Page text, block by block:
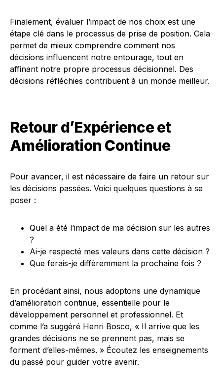
Finalement, évaluer l’impact de nos choix est une
étape clé dans le processus de prise de position. Cela
permet de mieux comprendre comment nos
décisions influencent notre entourage, tout en
affinant notre propre processus décisionnel. Des
décisions réfléchies contribuent à un monde meilleur.
Retour d’Expérience et
Amélioration Continue
Pour avancer, il est nécessaire de faire un retour sur
les décisions passées. Voici quelques questions à se
poser :
Quel a été l’impact de ma décision sur les autres
?
Ai-je respecté mes valeurs dans cette décision ?
Que ferais-je différemment la prochaine fois ?
En procédant ainsi, nous adoptons une dynamique
d’amélioration continue, essentielle pour le
développement personnel et professionnel. Et
comme l’a suggéré Henri Bosco, « Il arrive que les
grandes décisions ne se prennent pas, mais se
forment d’elles-mêmes. » Écoutez les enseignements
du passé pour guider votre avenir.